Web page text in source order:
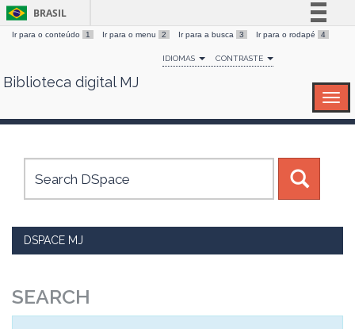
Skip
BRASIL
Simplifique!
Comunica BR
Canais
Ir para o conteúdo 1 Ir para o menu 2 Ir para a busca 3 Ir para o rodapé 4
IDIOMAS CONTRASTE
Biblioteca digital MJ
DSPACE MJ
SEARCH